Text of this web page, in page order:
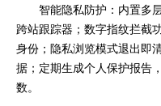
智能隐私防护：内置多
跨站跟踪器；数字指纹拦截
身份；隐私浏览模式退出即
据；定期生成个人保护报告
数。